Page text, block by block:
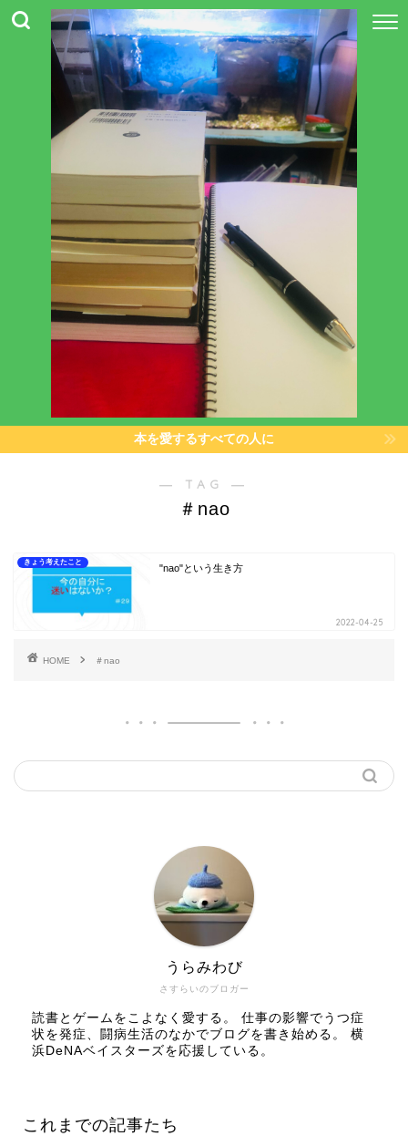
本を愛するすべての人に
― TAG ―
＃nao
きょう考えたこと
"nao"という生き方
2022-04-25
HOME ＃nao
さすらいのブロガー
うらみわび
読書とゲームをこよなく愛する。 仕事の影響でうつ症
状を発症、闘病生活のなかでブログを書き始める。 横
浜DeNAベイスターズを応援している。
これまでの記事たち